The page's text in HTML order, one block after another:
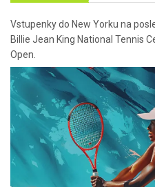
Vstupenky do New Yorku na
Billie Jean King National Tennis
Open.